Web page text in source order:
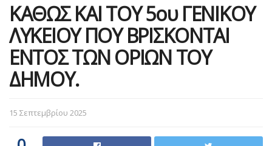
ΚΑΘΩΣ ΚΑΙ ΤΟΥ 5ου ΓΕΝΙΚΟΥ
ΛΥΚΕΙΟΥ ΠΟΥ ΒΡΙΣΚΟΝΤΑΙ
ΕΝΤΟΣ ΤΩΝ ΟΡΙΩΝ ΤΟΥ
ΔΗΜΟΥ.
15 Σεπτεμβρίου 2025